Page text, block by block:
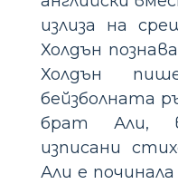
излиза на
Холдън
Холдън
бейзболната
брат Али,
изписани
Али е